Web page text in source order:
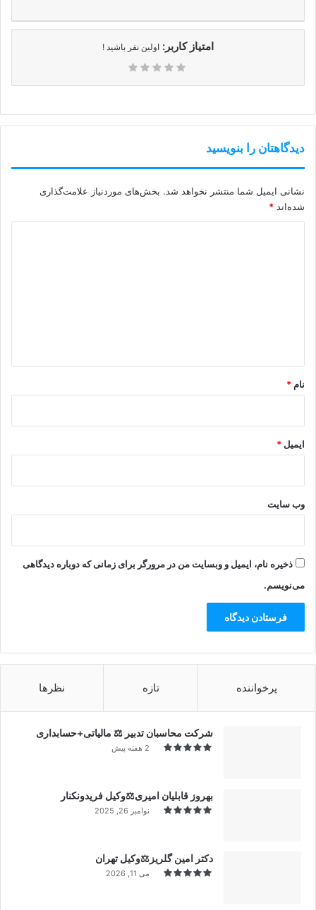
امتیاز کاربر: اولین نفر باشید !
دیدگاهتان را بنویسید
نشانی ایمیل شما منتشر نخواهد شد. بخش‌های موردنیاز علامت‌گذاری
شده‌اند *
نام *
ایمیل *
وب‌ سایت
ذخیره نام، ایمیل و وبسایت من در مرورگر برای زمانی که دوباره دیدگاهی
می‌نویسم.
پرخواننده تازه نظرها
شرکت محاسبان تدبیر ⚖️ مالیاتی+حسابداری
2 هفته پیش
بهروز قابلیان امیری⚖️وکیل فریدونکنار
نوامبر 26, 2025
دکتر امین گلریز⚖️وکیل تهران
می 11, 2026